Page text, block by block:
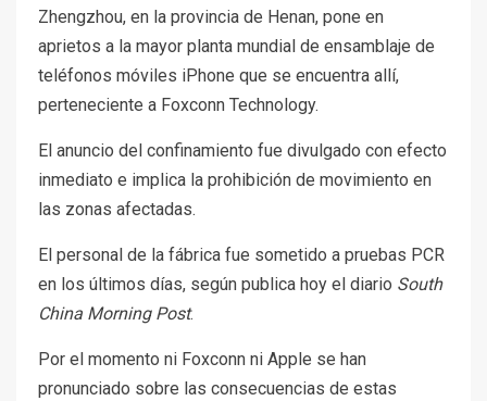
Zhengzhou, en la provincia de Henan, pone en
aprietos a la mayor planta mundial de ensamblaje de
teléfonos móviles iPhone que se encuentra allí,
perteneciente a Foxconn Technology.
El anuncio del confinamiento fue divulgado con efecto
inmediato e implica la prohibición de movimiento en
las zonas afectadas.
El personal de la fábrica fue sometido a pruebas PCR
en los últimos días, según publica hoy el diario South
China Morning Post.
Por el momento ni Foxconn ni Apple se han
pronunciado sobre las consecuencias de estas